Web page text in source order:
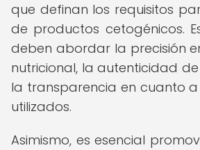
que definan los requisitos
de productos cetogénicos.
deben abordar la precisión
nutricional, la autenticidad
la transparencia en cuanto a
utilizados.
Asimismo, es esencial